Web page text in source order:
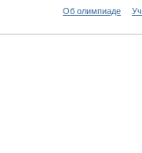
Об олимпиаде